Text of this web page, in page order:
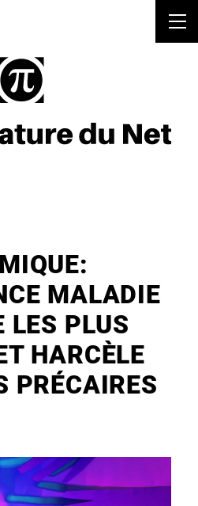
MALADIE
LES PLUS
HARCÈLE
PRÉCAIRES